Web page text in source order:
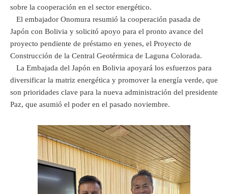
sobre la cooperación en el sector energético.
El embajador Onomura resumió la cooperación pasada de
Japón con Bolivia y solicitó apoyo para el pronto avance del
proyecto pendiente de préstamo en yenes, el Proyecto de
Construcción de la Central Geotérmica de Laguna Colorada.
La Embajada del Japón en Bolivia apoyará los esfuerzos para
diversificar la matriz energética y promover la energía verde, que
son prioridades clave para la nueva administración del presidente
Paz, que asumió el poder en el pasado noviembre.